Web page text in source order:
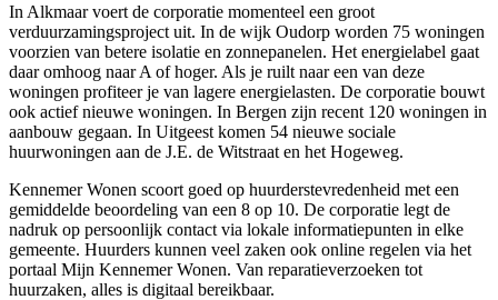
In Alkmaar voert de corporatie momenteel een groot
verduurzamingsproject uit. In de wijk Oudorp worden 75 woningen
voorzien van betere isolatie en zonnepanelen. Het energielabel gaat
daar omhoog naar A of hoger. Als je ruilt naar een van deze
woningen profiteer je van lagere energielasten. De corporatie bouwt
ook actief nieuwe woningen. In Bergen zijn recent 120 woningen in
aanbouw gegaan. In Uitgeest komen 54 nieuwe sociale
huurwoningen aan de J.E. de Witstraat en het Hogeweg.
Kennemer Wonen scoort goed op huurderstevredenheid met een
gemiddelde beoordeling van een 8 op 10. De corporatie legt de
nadruk op persoonlijk contact via lokale informatiepunten in elke
gemeente. Huurders kunnen veel zaken ook online regelen via het
portaal Mijn Kennemer Wonen. Van reparatieverzoeken tot
huurzaken, alles is digitaal bereikbaar.